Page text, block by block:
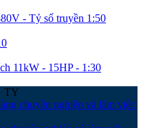
- Tỷ số truyền 1:50
11kW - 15HP - 1:30
TY